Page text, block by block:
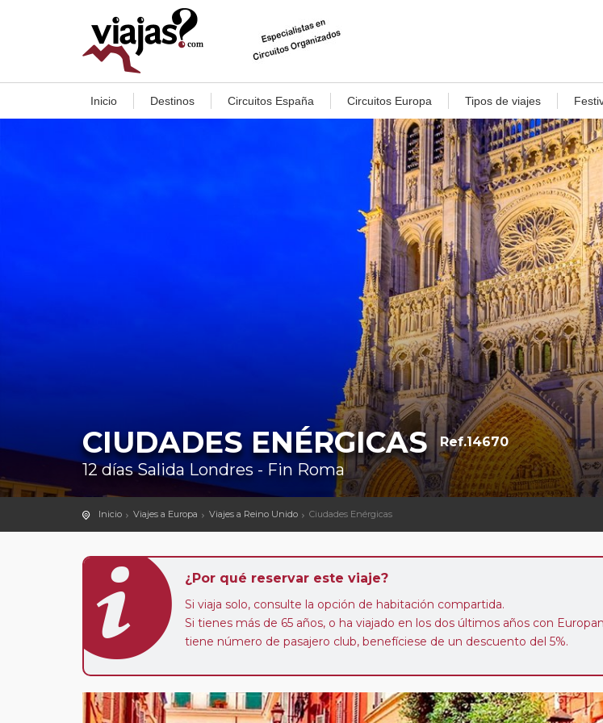
Inicio Destinos Circuitos España Circuitos Europa Tipos de viajes
CIUDADES ENÉRGICAS Ref.14670
12 días Salida Londres - Fin Roma
Inicio Viajes a Europa Viajes a Reino Unido Ciudades Enérgicas
¿Por qué reservar este viaje?
Si viaja solo, consulte la opción de habitación compartida.
Si tienes más de 65 años, o ha viajado en los dos últimos años con
tiene número de pasajero club, benefíciese de un descuento del 5%.